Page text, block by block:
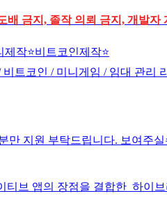
금지, 졸작 의뢰 금지, 개발자
작⭐️비트코인제작⭐️
트코인 / 미니게임 / 임대 관리
지원 부탁드립니다. 보여주실
브 앱의 장점을 결합한 하이